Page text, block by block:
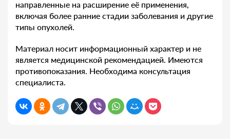
направленные на расширение её применения,
включая более ранние стадии заболевания и другие
типы опухолей.
Материал носит информационный характер и не
является медицинской рекомендацией. Имеются
противопоказания. Необходима консультация
специалиста.